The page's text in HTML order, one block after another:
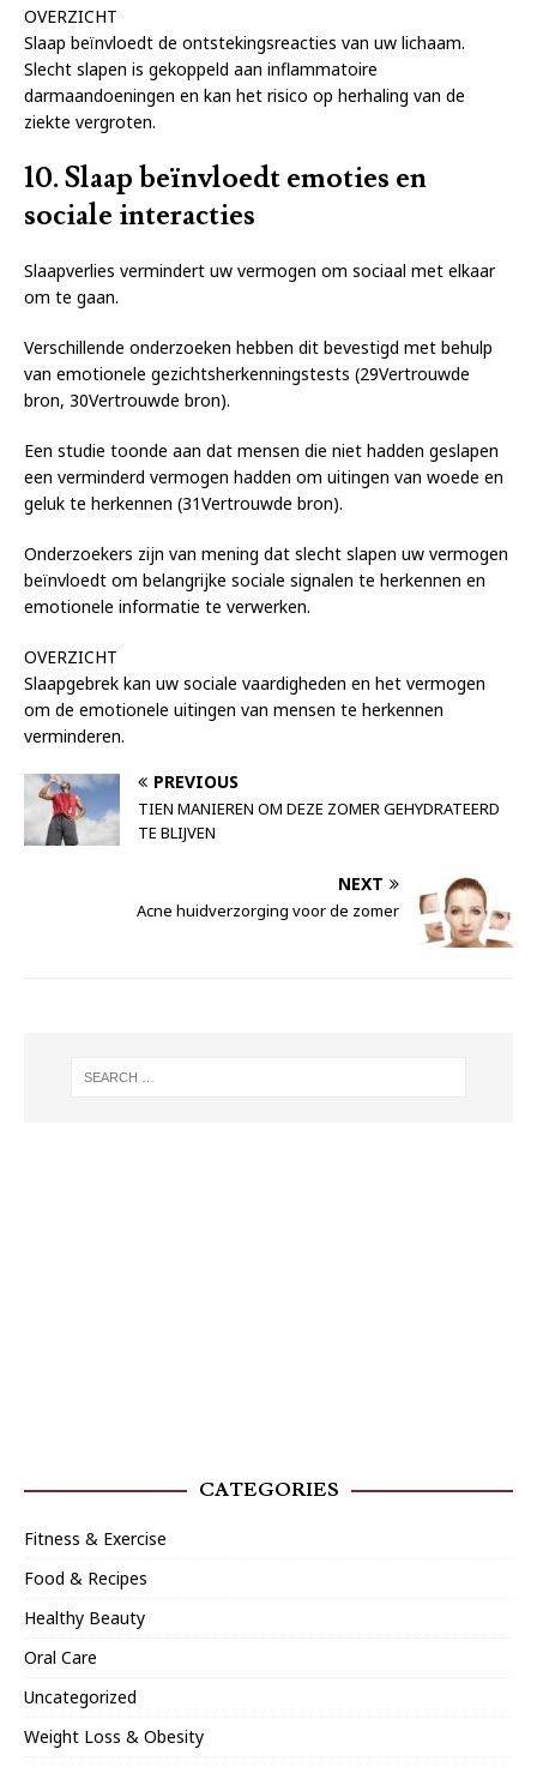
OVERZICHT
Slaap beïnvloedt de ontstekingsreacties van uw lichaam.
Slecht slapen is gekoppeld aan inflammatoire
darmaandoeningen en kan het risico op herhaling van de
ziekte vergroten.
10. Slaap beïnvloedt emoties en
sociale interacties
Slaapverlies vermindert uw vermogen om sociaal met elkaar
om te gaan.
Verschillende onderzoeken hebben dit bevestigd met behulp
van emotionele gezichtsherkenningstests (29Vertrouwde
bron, 30Vertrouwde bron).
Een studie toonde aan dat mensen die niet hadden geslapen
een verminderd vermogen hadden om uitingen van woede en
geluk te herkennen (31Vertrouwde bron).
Onderzoekers zijn van mening dat slecht slapen uw vermogen
beïnvloedt om belangrijke sociale signalen te herkennen en
emotionele informatie te verwerken.
OVERZICHT
Slaapgebrek kan uw sociale vaardigheden en het vermogen
om de emotionele uitingen van mensen te herkennen
verminderen.
PREVIOUS
TIEN MANIEREN OM DEZE ZOMER GEHYDRATEERD
TE BLIJVEN
NEXT
Acne huidverzorging voor de zomer
CATEGORIES
Fitness & Exercise
Food & Recipes
Healthy Beauty
Oral Care
Uncategorized
Weight Loss & Obesity